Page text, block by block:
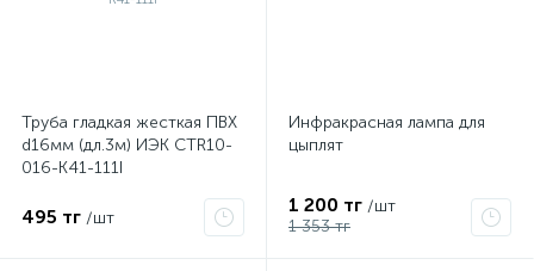
Труба гладкая жесткая ПВХ
d16мм (дл.3м) ИЭК CTR10-
016-K41-111I
495 тг /шт
Инфракрасная лампа для
цыплят
1 200 тг /шт
1 353 тг